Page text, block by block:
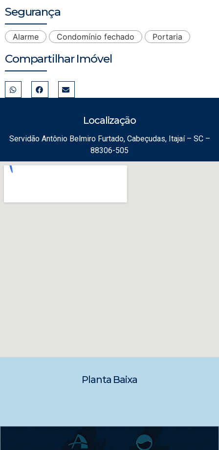
Segurança
Alarme Condomínio fechado Portaria
Compartilhar Imóvel
Localização
Servidão Antônio Belmiro Furtado, Cabeçudas, Itajaí – SC –
88306-505
Planta Baixa